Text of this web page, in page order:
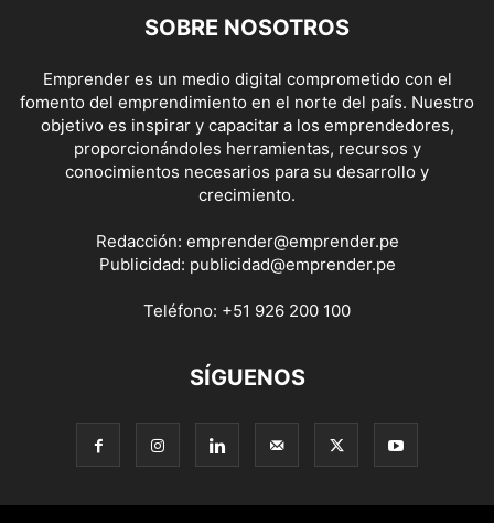
SOBRE NOSOTROS
Emprender es un medio digital comprometido con el
fomento del emprendimiento en el norte del país. Nuestro
objetivo es inspirar y capacitar a los emprendedores,
proporcionándoles herramientas, recursos y
conocimientos necesarios para su desarrollo y
crecimiento.
Redacción: emprender@emprender.pe
Publicidad: publicidad@emprender.pe
Teléfono: +51 926 200 100
SÍGUENOS